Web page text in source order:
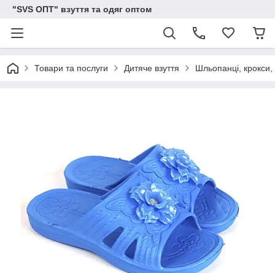
"SVS ОПТ" взуття та одяг оптом
Товари та послуги Дитяче взуття Шльопанці, крокси,